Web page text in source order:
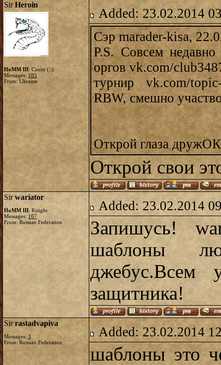
SirHeroin
HoMM III: Count (5)
Messages: 105
From: Ukraine
Added: 23.02.2014
Сэр marader-kisa,
P.S. Совсем
оргов vk.com/
турнир vk.com/
RBW, смешно
Открой глаза
Открой свои
Sirwariator
HoMM III: Knight
Messages: 167
From: Russian Federation
Added: 23.02.2014
Запишусь!
шаблоны
джебус.Всем
защитника!
Sirrastadvapiva
Messages:3
From: Russian Federation
Added: 23.02.2014
шаблоны это